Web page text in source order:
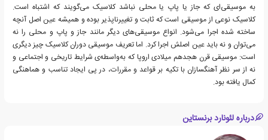
به موسیقی‌ای که جاز یا پاپ یا محلی نباشد کلاسیک می‌گویند که اشتباه است.
کلاسیک نوعی از موسیقی است که ثابت و تغییرناپذیر بوده و همیشه عین اصل آنچه
ساخته شده اجرا می‌شود. انواع موسیقی‌های دیگر مانند جاز و پاپ و محلی را نه
می‌توان و نه باید عین اصلش اجرا کرد. اما تعریف موسیقی دوران کلاسیک چیز دیگری
است: موسیقی قرن هجدهم میلادی اروپا که به‌واسطه‌ی شرایط تاریخی و اجتماعی و
نه از سر نظر آهنگسازان با تکیه بر قواعد و مقررات، در پی ایجاد تناسب و هماهنگی
کمال یافته بود.
درباره لئونارد برنستاین